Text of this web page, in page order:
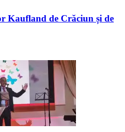
Kaufland de Crăciun și de